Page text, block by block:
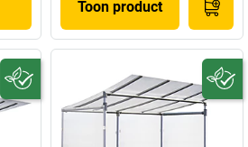
Toon product